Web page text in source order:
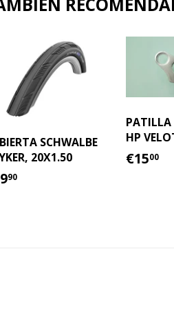
SCHWALBE
20X1.50
90
PATILLA
HP
€1500